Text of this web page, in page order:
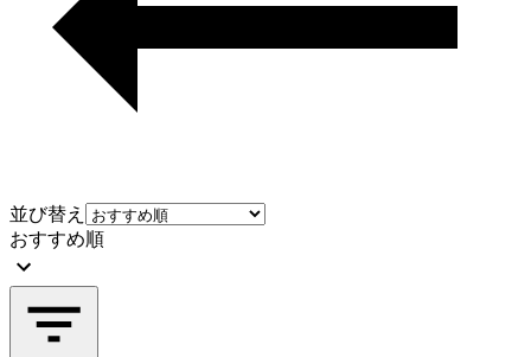
並び替え
おすすめ順